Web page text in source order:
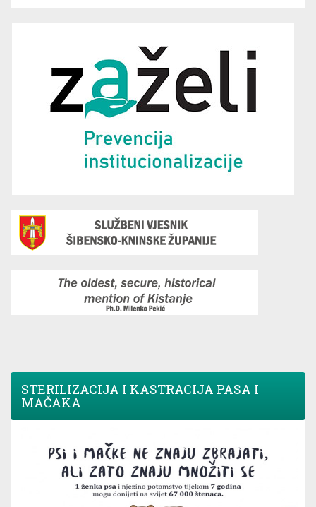
STERILIZACIJA I KASTRACIJA PASA I
MAČAKA